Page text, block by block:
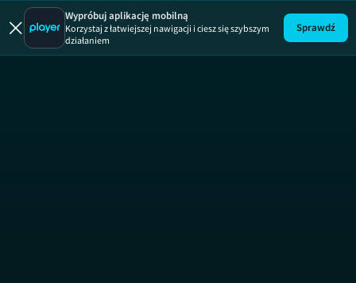
Wypróbuj aplikację mobilną
Korzystaj z łatwiejszej nawigacji i ciesz się szybszym
działaniem
Sprawdź